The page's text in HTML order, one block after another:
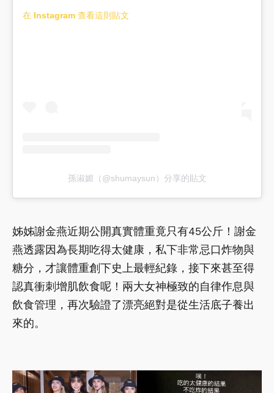
在 Instagram 查看這則貼文
孫淑媚（@shumaysun）分享的貼文
姊姊謝金燕近期公開真實體重竟只有45公斤！謝金
燕透露因為長期吃得太健康，私下非常忌口炸物與
糖分，才讓體重創下史上最輕紀錄，接下來甚至得
認真衝刺增肌飲食呢！兩大女神極致的自律作息與
飲食管理，再次驗證了漂亮絕對是從生活底子養出
來的。